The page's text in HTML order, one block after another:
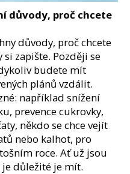
důvody, proč chcete
důvody, proč chcete
zapište. Později se
budete mít
plánů vzdálit.
například snížení
prevence cukrovky,
někdo se chce vejít
nebo kalhot, pro
roce. Ať už jsou
důležité je mít.